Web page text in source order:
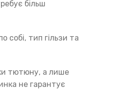
більш
собі, тип гільзи та
тютюну, а лише
не гарантує